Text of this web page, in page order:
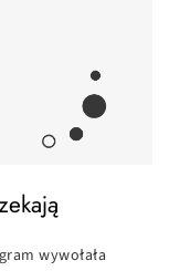
wywołała